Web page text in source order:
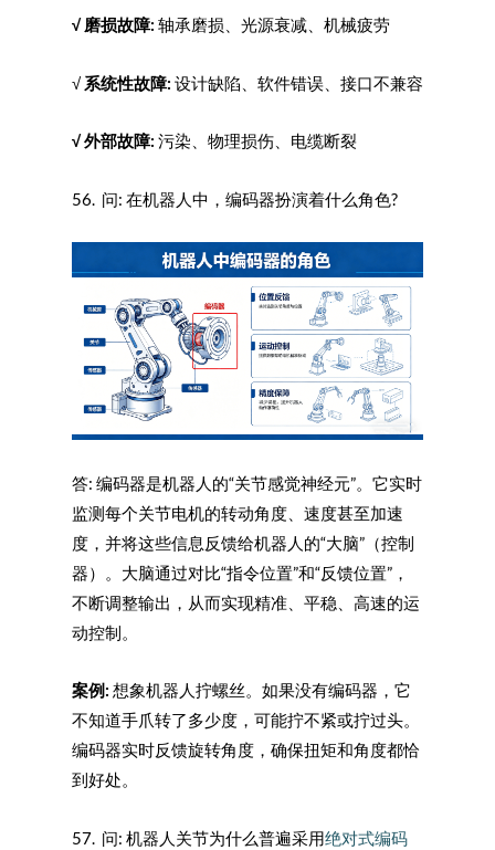
√磨损故障: 轴承磨损、光源衰减、机械疲劳
√ 系统性故障: 设计缺陷、软件错误、接口不兼容
√外部故障: 污染、物理损伤、电缆断裂
56. 问: 在机器人中，编码器扮演着什么角色?
答: 编码器是机器人的“关节感觉神经元”。它实时
监测每个关节电机的转动角度、速度甚至加速
度，并将这些信息反馈给机器人的“大脑”（控制
器）。大脑通过对比“指令位置”和“反馈位置”，
不断调整输出，从而实现精准、平稳、高速的运
动控制。
案例: 想象机器人拧螺丝。如果没有编码器，它
不知道手爪转了多少度，可能拧不紧或拧过头。
编码器实时反馈旋转角度，确保扭矩和角度都恰
到好处。
57. 问: 机器人关节为什么普遍采用绝对式编码